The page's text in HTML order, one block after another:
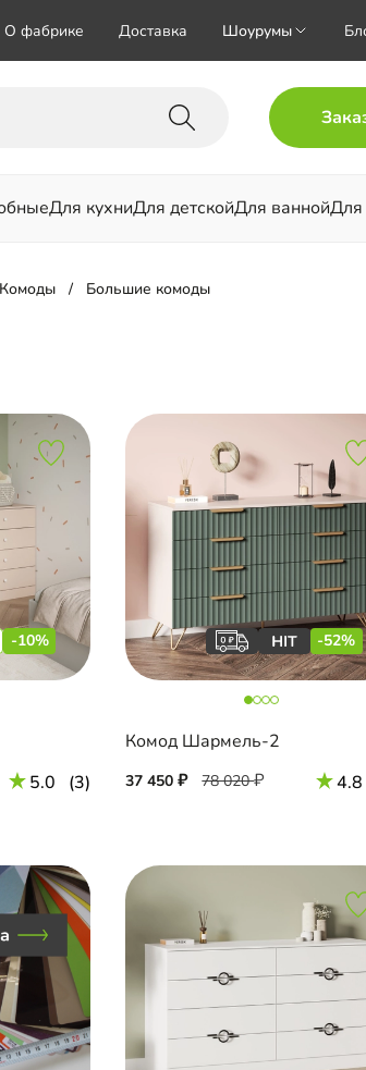
О фабрике Доставка Шоурумы
Для кухниДля детскойДля ваннойДля
Комоды Большие комоды
-10%
5.0 (3)
-52%
Комод Шармель-2
37 450 78 020 4.8